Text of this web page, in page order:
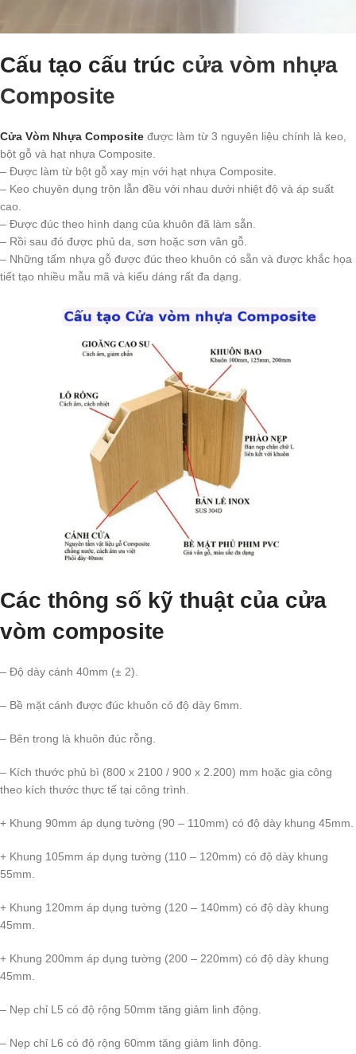
Cấu tạo cấu trúc cửa vòm nhựa
Composite
Cửa Vòm Nhựa Composite được làm từ 3 nguyên liệu chính là keo,
bột gỗ và hạt nhựa Composite.
– Được làm từ bột gỗ xay mịn với hạt nhựa Composite.
– Keo chuyên dụng trộn lẫn đều với nhau dưới nhiệt độ và áp suất
cao.
– Được đúc theo hình dạng của khuôn đã làm sẵn.
– Rồi sau đó được phủ da, sơn hoặc sơn vân gỗ.
– Những tấm nhựa gỗ được đúc theo khuôn có sẵn và được khắc họa
tiết tạo nhiều mẫu mã và kiểu dáng rất đa dạng.
Các thông số kỹ thuật của cửa
vòm composite
– Độ dày cánh 40mm (± 2).
– Bề mặt cánh được đúc khuôn có độ dày 6mm.
– Bên trong là khuôn đúc rỗng.
– Kích thước phủ bì (800 x 2100 / 900 x 2.200) mm hoặc gia công
theo kích thước thực tế tại công trình.
+ Khung 90mm áp dụng tường (90 – 110mm) có độ dày khung 45mm.
+ Khung 105mm áp dụng tường (110 – 120mm) có độ dày khung
55mm.
+ Khung 120mm áp dụng tường (120 – 140mm) có độ dày khung
45mm.
+ Khung 200mm áp dụng tường (200 – 220mm) có độ dày khung
45mm.
– Nẹp chỉ L5 có độ rộng 50mm tăng giảm linh động.
– Nẹp chỉ L6 có độ rộng 60mm tăng giảm linh động.